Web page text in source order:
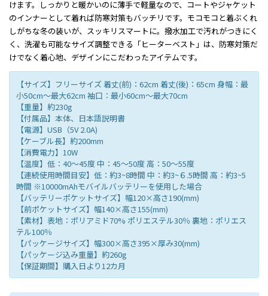
けます。しっかりと暖かいのに薄手で軽量なので、コートやジャケット
のインナーとして着れば防寒対策もバッチリです。モコモコと着ぶくれ
しがちな冬の装いが、スッキリスマートに。撥水加工で汚れがつきにく
く、洗濯も可能なサイズ調整できる「ヒーターベスト」は、防寒対策だ
けでなく着心地、デザインにこだわったアイテムです。
【サイズ】フリーサイズ 着丈(前)：62cm 着丈(後)：65cm 身幅：最
小50cm〜最大62cm 袖口：最小60cm〜最大70cm
【重量】約230g
【付属品】本体、日本語説明書
【電源】USB（5V 2.0A)
【ケーブル長】約200mm
【消費電力】10W
【温度】低：40～45度 中：45～50度 高：50～55度
【連続使用時間目安】低：約3~8時間 中：約3~６.5時間 高：約3~5
時間 ※10000mAhモバイルバッテリーを使用した場合
【バッテリーポケットサイズ】幅120×高さ190(mm)
【前ポケットサイズ】幅140×高さ155(mm)
【素材】表地：ポリアミド70% ポリエステル30％ 裏地：ポリエス
テル100％
【パッケージサイズ】幅300×高さ395×厚み30(mm)
【パッケージ込み重量】約260g
【保証期間】購入日より12カ月